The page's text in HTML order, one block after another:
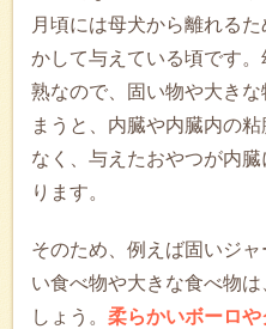
月頃には母犬から離れる
かして与えている頃です
熟なので、固い物や大き
まうと、内臓や内臓内の
なく、与えたおやつが内
ります。
そのため、例えば固いジ
い食べ物や大きな食べ物
しょう。 柔らかいボーロ